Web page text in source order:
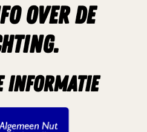
over de
informatie